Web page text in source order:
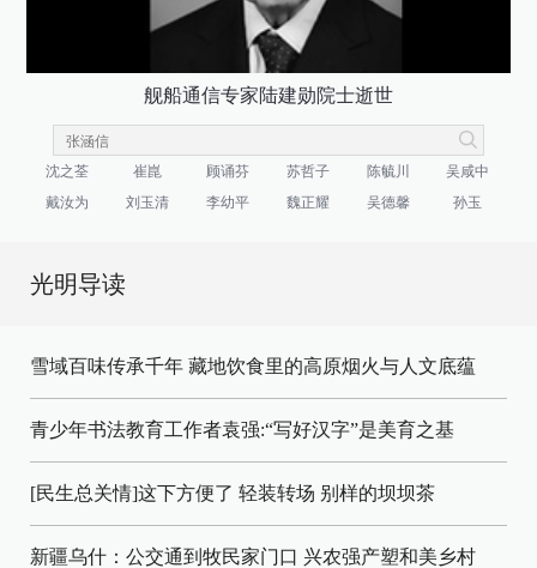
舰船通信专家陆建勋院士逝世
沈之荃 崔崑 顾诵芬 苏哲子 陈毓川
吴咸中
戴汝为
刘玉清 李幼平 魏正耀 吴德馨 孙玉
光明导读
雪域百味传承千年 藏地饮食里的高原烟火与人文底蕴
青少年书法教育工作者袁强:“写好汉字”是美育之基
[民生总关情]这下方便了 轻装转场 别样的坝坝茶
新疆乌什：公交通到牧民家门口 兴农强产塑和美乡村